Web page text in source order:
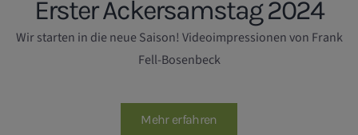
Erster Ackersamstag 2024
Wir starten in die neue Saison! Videoimpressionen von Frank
Fell-Bosenbeck
Mehr erfahren